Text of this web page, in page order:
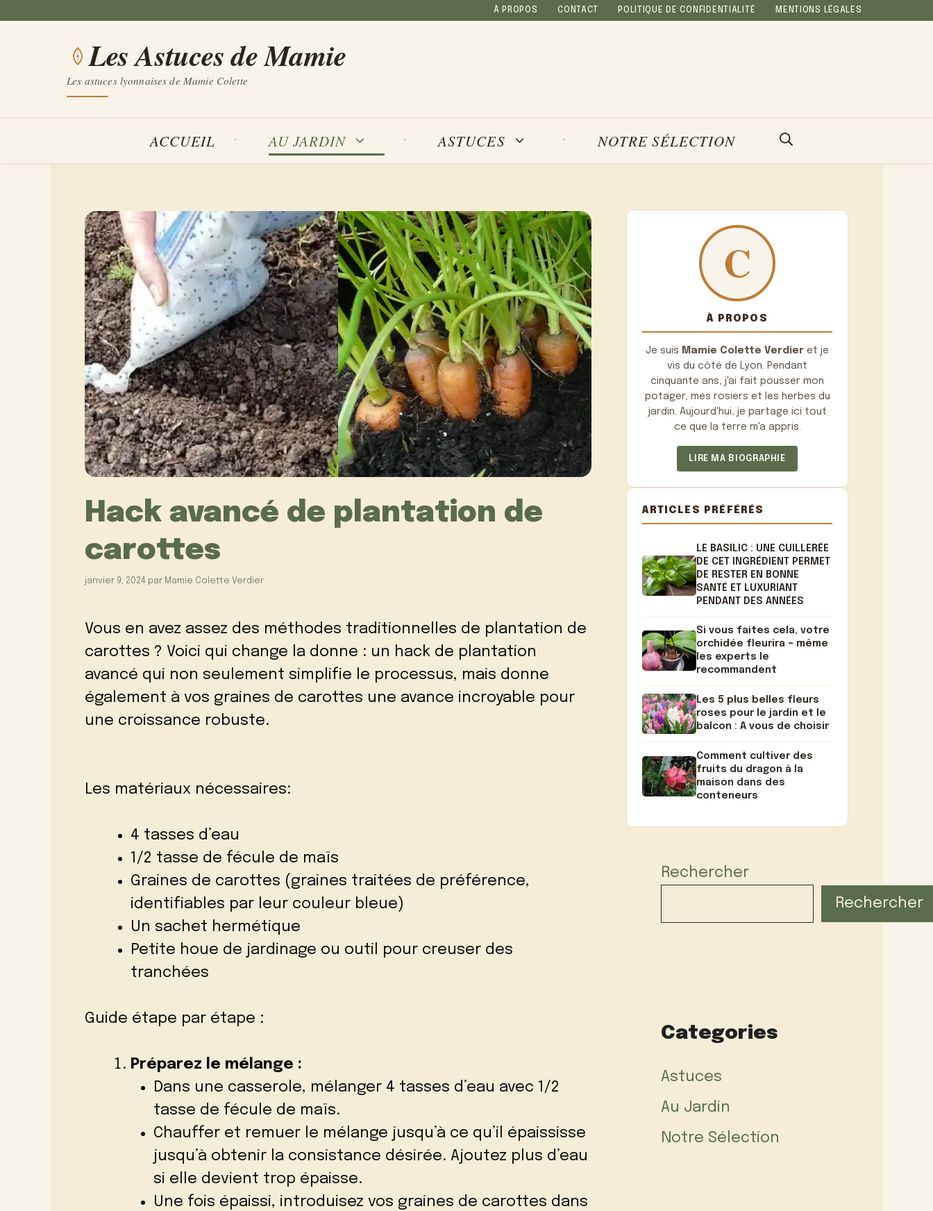
À PROPOS CONTACT POLITIQUE DE CONFIDENTIALITÉ MENTIONS LÉGALES
Les Astuces de Mamie
Les astuces lyonnaises de Mamie Colette
ACCUEIL AU JARDIN ASTUCES NOTRE SÉLECTION
Hack avancé de plantation de
carottes
janvier 9, 2024 par Mamie Colette Verdier
Vous en avez assez des méthodes traditionnelles de plantation de
carottes ? Voici qui change la donne : un hack de plantation
avancé qui non seulement simplifie le processus, mais donne
également à vos graines de carottes une avance incroyable pour
une croissance robuste.
Les matériaux nécessaires:
4 tasses d’eau
1/2 tasse de fécule de maïs
Graines de carottes (graines traitées de préférence,
identifiables par leur couleur bleue)
Un sachet hermétique
Petite houe de jardinage ou outil pour creuser des
tranchées
Guide étape par étape :
Préparez le mélange :
Dans une casserole, mélanger 4 tasses d’eau avec 1/2
tasse de fécule de maïs.
Chauffer et remuer le mélange jusqu’à ce qu’il épaississe
jusqu’à obtenir la consistance désirée. Ajoutez plus d’eau
si elle devient trop épaisse.
Une fois épaissi, introduisez vos graines de carottes dans
À PROPOS
Je suis Mamie Colette Verdier et je
vis du côté de Lyon. Pendant
cinquante ans, j'ai fait pousser mon
potager, mes rosiers et les herbes du
jardin. Aujourd'hui, je partage ici tout
ce que la terre m'a appris.
LIRE MA BIOGRAPHIE
ARTICLES PRÉFÉRÉS
LE BASILIC : UNE CUILLERÉE
DE CET INGRÉDIENT PERMET
DE RESTER EN BONNE
SANTÉ ET LUXURIANT
PENDANT DES ANNÉES
Si vous faites cela, votre
orchidée fleurira – même
les experts le
recommandent
Les 5 plus belles fleurs
roses pour le jardin et le
balcon : A vous de choisir
Comment cultiver des
fruits du dragon à la
maison dans des
conteneurs
Rechercher
Rechercher
Categories
Astuces
Au Jardin
Notre Sélection